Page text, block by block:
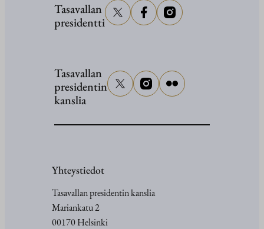
Tasavallan
presidentti
Tasavallan
presidentin
kanslia
Yhteystiedot
Tasavallan presidentin kanslia
Mariankatu 2
00170 Helsinki